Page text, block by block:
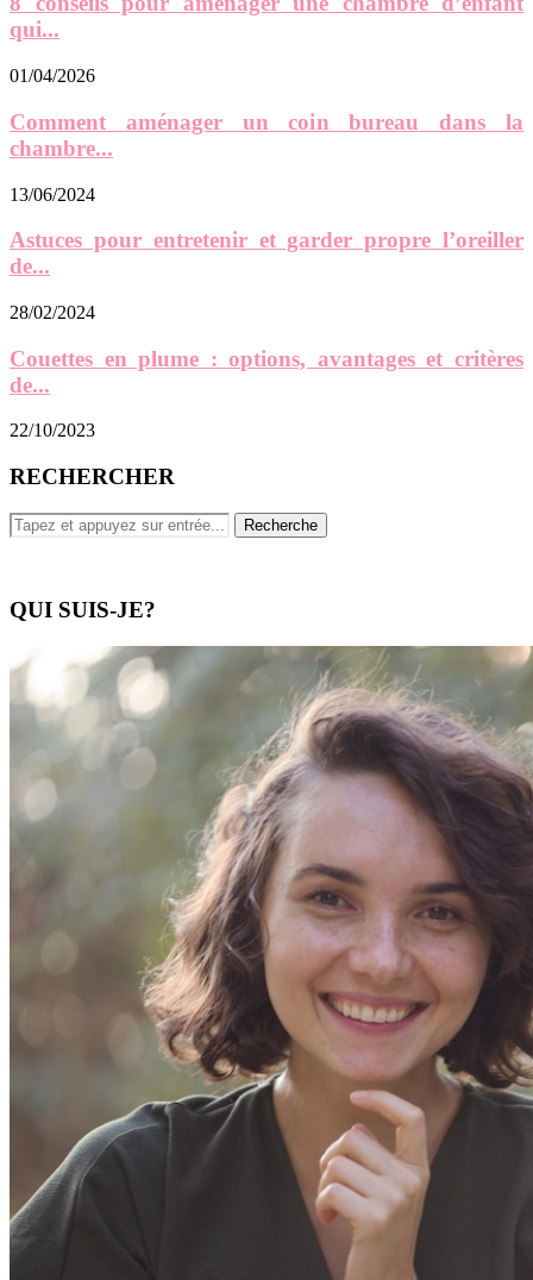
qui...
01/04/2026
Comment aménager un coin bureau dans la
chambre...
13/06/2024
Astuces pour entretenir et garder propre l’oreiller
de...
28/02/2024
Couettes en plume : options, avantages et critères
de...
22/10/2023
RECHERCHER
QUI SUIS-JE?